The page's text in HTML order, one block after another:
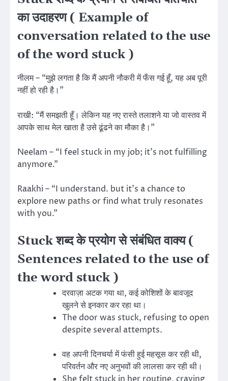
का उदाहरण ( Example of
conversation related to the use
of the word stuck )
नीलम – “मुझे लगता है कि मैं अपनी नौकरी में फँस गई हूँ, यह अब पूरी
नहीं हो रही है।”
राखी: “मैं समझती हूँ। लेकिन यह नए रास्ते तलाशने या जो वास्तव में
आपके साथ मेल खाता है उसे ढूंढने का मौका है।”
Neelam – “I feel stuck in my job; it’s not fulfilling
anymore.”
Raakhi – “I understand. but it’s a chance to
explore new paths or find what truly resonates
with you.”
Stuck शब्द के प्रयोग से संबंधित वाक्य (
Sentences related to the use of
the word stuck )
दरवाज़ा अटक गया था, कई कोशिशों के बावजूद
खुलने से इनकार कर रहा था।
The door was stuck, refusing to open
despite several attempts.
वह अपनी दिनचर्या में फंसी हुई महसूस कर रही थी,
परिवर्तन और नए अनुभवों की लालसा कर रही थी।